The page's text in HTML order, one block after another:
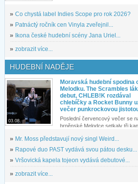
» Co chystá label Indies Scope pro rok 2026?
» Patnáctý ročník cen Vinyla zveřejnil...
» Ikona české hudební scény Jana Uriel...
» zobrazit více...
HUDEBNÍ NADĚJE
03.08.
Moravská hudební spodina
Melodku. The Scrambles
debut, CHLEB!K rozdával
chlebíčky a Rocket Bunny
večer punkrockovou
Poslední červencový večer se
brněnské Melodce setkaly tři
» Mr. Moss představují nový singl Weird...
» Rapové duo PAST vydává svou pátou desku...
» Vršovická kapela tojeon vydává debutové...
» zobrazit více...